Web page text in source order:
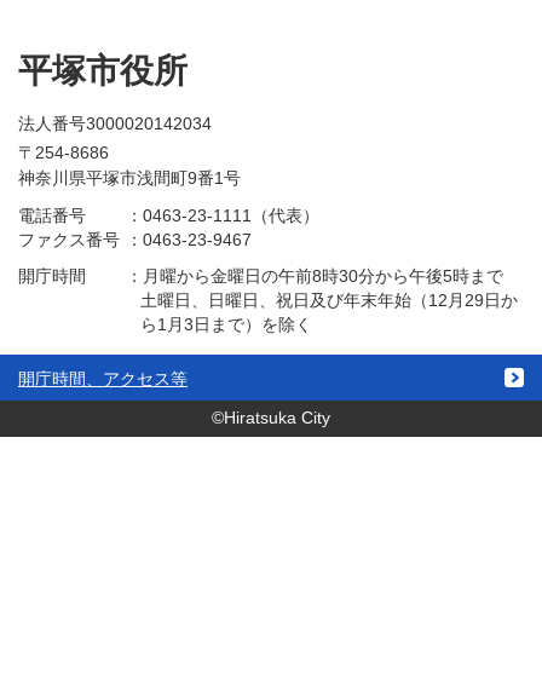
平塚市役所
法人番号3000020142034
〒254-8686
神奈川県平塚市浅間町9番1号
電話番号
：0463-23-1111（代表）
ファクス番号
：0463-23-9467
開庁時間
： 月曜から金曜日の午前8時30分から午後5時まで
土曜日、日曜日、祝日及び年末年始（12月29日か
ら1月3日まで）を除く
開庁時間、アクセス等
©Hiratsuka City